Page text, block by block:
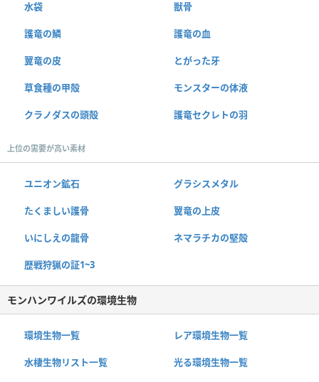
水袋 獣骨
護竜の鱗 護竜の血
翼竜の皮 とがった牙
草食種の甲殻 モンスターの体液
クラノダスの頭殻 護竜セクレトの羽
上位の需要が高い素材
ユニオン鉱石 グラシスメタル
たくましい護骨 翼竜の上皮
いにしえの龍骨 ネマラチカの堅殻
歴戦狩猟の証1~3
モンハンワイルズの環境生物
環境生物一覧 レア環境生物一覧
水棲生物リスト一覧 光る環境生物一覧